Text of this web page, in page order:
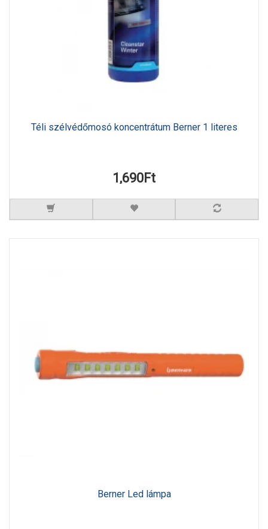
Téli szélvédőmosó koncentrátum Berner 1 literes
1,690Ft
Berner Led lámpa